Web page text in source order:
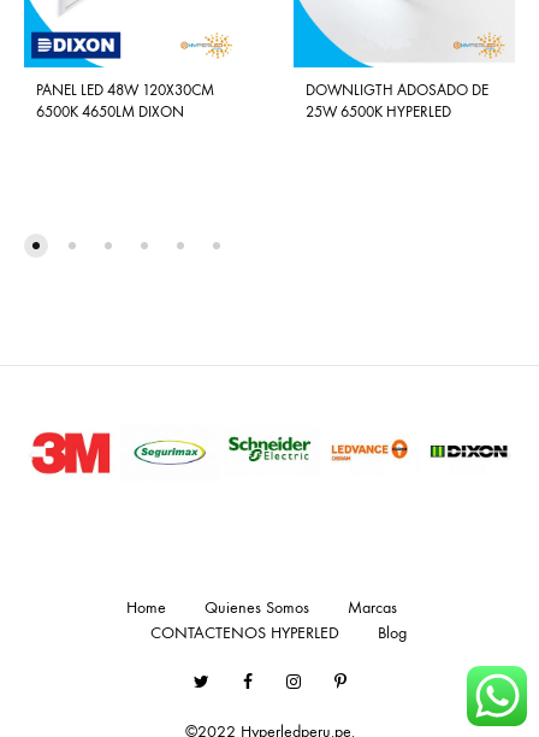
PANEL LED 48W 120X30CM
6500K 4650LM DIXON
DOWNLIGTH ADOSADO DE
25W 6500K HYPERLED
©2022 Hyperledperu.pe.
Home Quienes Somos
Marcas
CONTACTENOS HYPERLED
Blog
TwitterFacebookInstagramPinterest